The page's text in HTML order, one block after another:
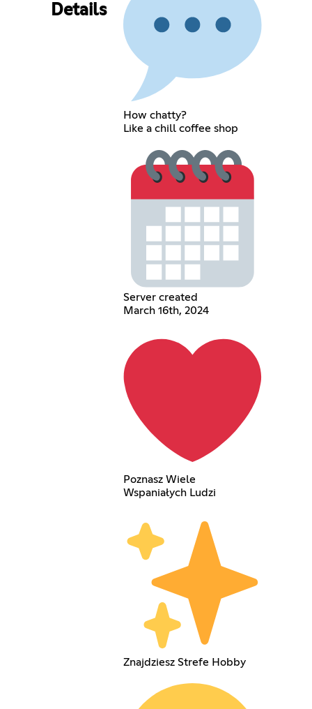
Details
How chatty?
Like a chill coffee shop
Server created
March 16th, 2024
Poznasz Wiele
Wspaniałych Ludzi
Znajdziesz Strefe Hobby